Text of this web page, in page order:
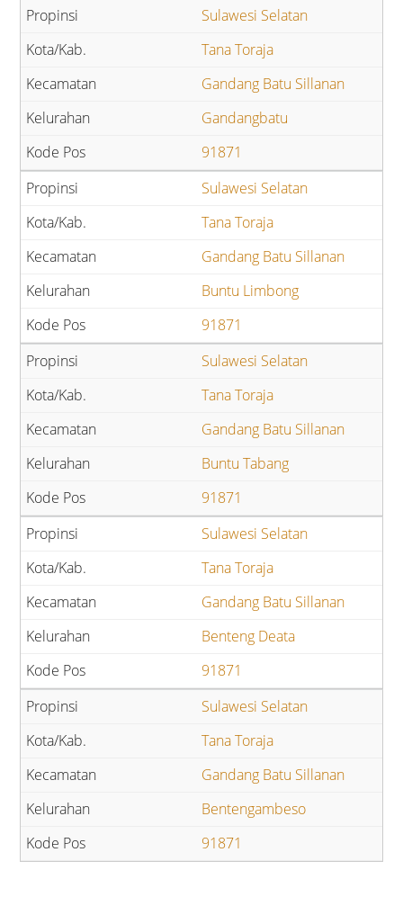
Sulawesi Selatan
Tana Toraja
Gandang Batu Sillanan
Gandangbatu
91871
Sulawesi Selatan
Tana Toraja
Gandang Batu Sillanan
Buntu Limbong
91871
Sulawesi Selatan
Tana Toraja
Gandang Batu Sillanan
Buntu Tabang
91871
Sulawesi Selatan
Tana Toraja
Gandang Batu Sillanan
Benteng Deata
91871
Sulawesi Selatan
Tana Toraja
Gandang Batu Sillanan
Bentengambeso
91871